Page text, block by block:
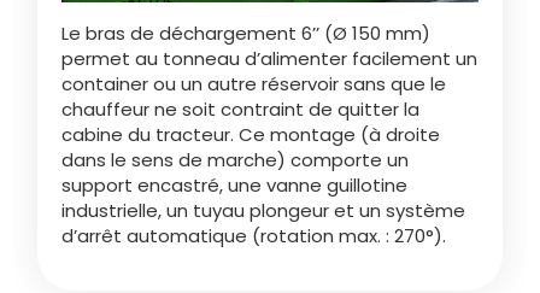
JOBS
CONTACT
Dansk
Română
Suomi
Le bras de déchargement 6’’ (Ø 150 mm)
permet au tonneau d’alimenter facilement un
container ou un autre réservoir sans que le
chauffeur ne soit contraint de quitter la
cabine du tracteur. Ce montage (à droite
dans le sens de marche) comporte un
support encastré, une vanne guillotine
industrielle, un tuyau plongeur et un système
d’arrêt automatique (rotation max. : 270°).